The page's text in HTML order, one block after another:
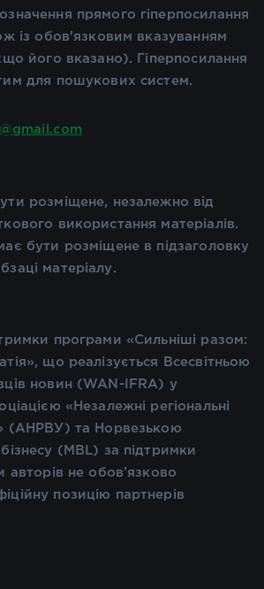
прямого гіперпосилання
із обов'язковим вказуванням
його вказано). Гіперпосилання
для пошукових систем.
розміщене, незалежно від
використання матеріалів.
бути розміщене в підзаголовку
матеріалу.
програми «Сильніші разом:
що реалізується Всесвітньою
новин (WAN-IFRA) у
«Незалежні регіональні
(АНРВУ) та Норвезькою
(MBL) за підтримки
авторів не обов’язково
позицію партнерів